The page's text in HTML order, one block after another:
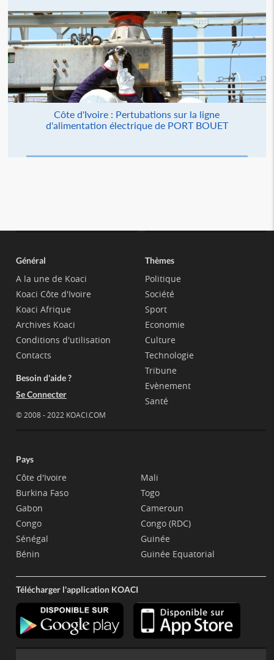
Côte d'Ivoire : Pertubations sur la ligne
d'alimentation électrique de PORT BOUET
Général
A la une de Koaci
Koaci Côte d'Ivoire
Koaci Afrique
Archives Koaci
Conditions d'utilisation
Contacts
Besoin d'aide ?
Se Connecter
© 2008 - 2022 KOACI.COM
Thèmes
Politique
Société
Sport
Economie
Culture
Technologie
Tribune
Evènement
Santé
Pays
Côte d'Ivoire
Burkina Faso
Gabon
Congo
Sénégal
Bénin
Mali
Togo
Cameroun
Congo (RDC)
Guinée
Guinée Equatorial
Télécharger l'application KOACI